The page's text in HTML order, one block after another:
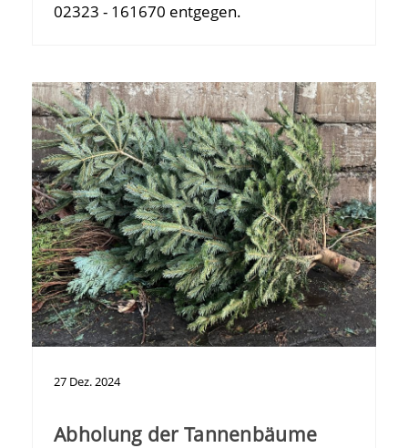
02323 - 161670 entgegen.
27 Dez.2024
Abholung der Tannenbäume